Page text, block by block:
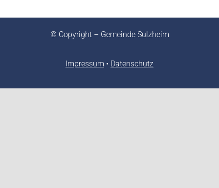
© Copyright – Gemeinde Sulzheim
Impressum • Datenschutz